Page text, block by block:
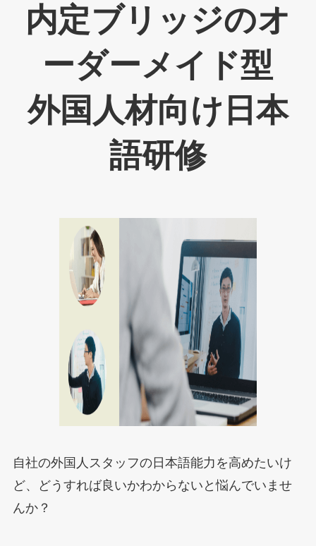
内定ブリッジのオ
ーダーメイド型
外国人材向け日本
語研修
自社の外国人スタッフの日本語能力を高めたいけ
ど、どうすれば良いかわからないと悩んでいませ
んか？